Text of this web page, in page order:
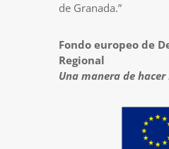
de Granada.”
Fondo europeo de
Regional
Una manera de hacer